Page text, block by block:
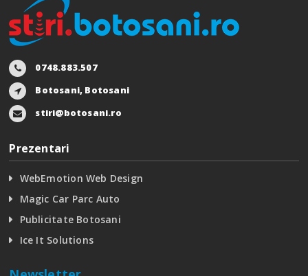
0748.883.507
Botosani, Botosani
stiri@botosani.ro
Prezentari
WebEmotion Web Design
Magic Car Parc Auto
Publicitate Botosani
Ice It Solutions